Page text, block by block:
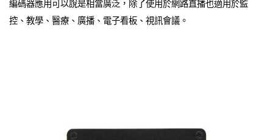
編碼器應用可以說是相當廣泛，除了使用於網路直播也適用於監
控、教學、醫療、廣播、電子看板、視訊會議。